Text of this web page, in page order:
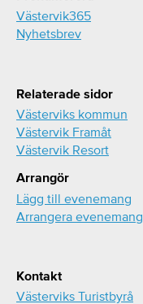
Västervik365
Nyhetsbrev
Relaterade sidor
Västerviks kommun
Västervik Framåt
Västervik Resort
Arrangör
Lägg till evenemang
Arrangera evenemang
Kontakt
Västerviks Turistbyrå